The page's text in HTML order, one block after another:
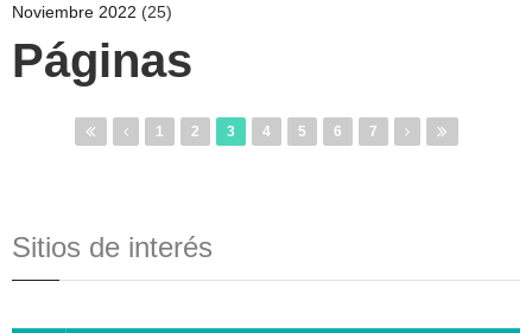
Noviembre 2022 (25)
Páginas
1 2 3 4 5 6 7
Sitios de interés